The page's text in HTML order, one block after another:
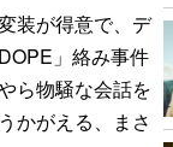
装が得意で、デ
」絡み事件
ら物騒な会話を
かがえる、まさ